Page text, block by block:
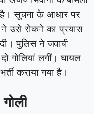
सूचना के आधार पर
उसे रोकने का प्रयास
पुलिस ने जवाबी
गोलियां लगीं। घायल
कराया गया है।